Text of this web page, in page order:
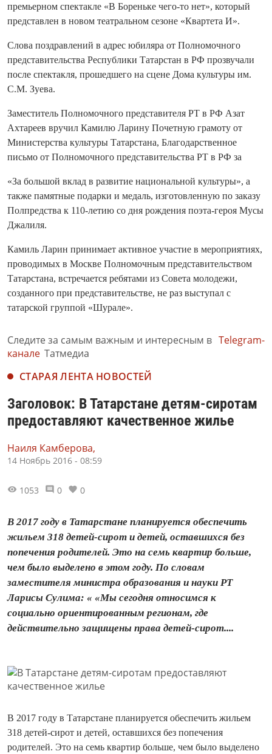
премьерном спектакле «В Бореньке чего-то нет», который
представлен в новом театральном сезоне «Квартета И».
Слова поздравлений в адрес юбиляра от Полномочного
представительства Республики Татарстан в РФ прозвучали
после спектакля, прошедшего на сцене Дома культуры им.
С.М. Зуева.
Заместитель Полномочного представителя РТ в РФ Азат
Ахтареев вручил Камилю Ларину Почетную грамоту от
Министерства культуры Татарстана, Благодарственное
письмо от Полномочного представительства РТ в РФ за
«За большой вклад в развитие национальной культуры», а
также памятные подарки и медаль, изготовленную по заказу
Полпредства к 110-летию со дня рождения поэта-героя Мусы
Джалиля.
Камиль Ларин принимает активное участие в мероприятиях,
проводимых в Москве Полномочным представительством
Татарстана, встречается ребятами из Совета молодежи,
созданного при представительстве, не раз выступал с
татарской группой «Шурале».
Следите за самым важным и интересным в Telegram-
канале Татмедиа
СТАРАЯ ЛЕНТА НОВОСТЕЙ
Заголовок: В Татарстане детям-сиротам
предоставляют качественное жилье
Наиля Камберова,
14 Ноябрь 2016 - 08:59
1053 0 0
В 2017 году в Татарстане планируется обеспечить
жильем 318 детей-сирот и детей, оставшихся без
попечения родителей. Это на семь квартир больше,
чем было выделено в этом году. По словам
заместителя министра образования и науки РТ
Ларисы Сулима: « «Мы сегодня относимся к
социально ориентированным регионам, где
действительно защищены права детей-сирот....
В 2017 году в Татарстане планируется обеспечить жильем
318 детей-сирот и детей, оставшихся без попечения
родителей. Это на семь квартир больше, чем было выделено